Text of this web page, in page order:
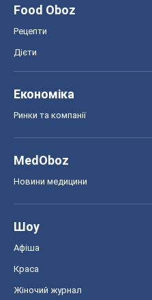
Food Oboz
Рецепти
Дієти
Економіка
Ринки та компанії
MedOboz
Новини медицини
Шоу
Афіша
Краса
Жіночий журнал